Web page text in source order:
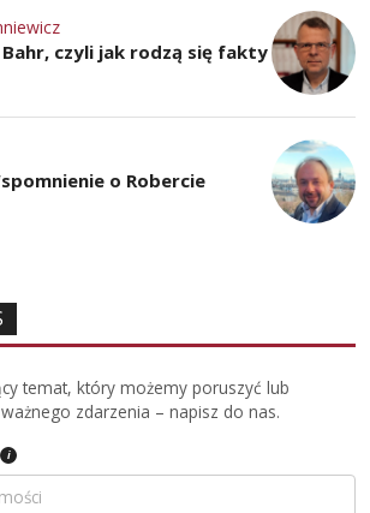
Bahr, czyli jak rodzą się fakty
o Robercie
temat, który możemy poruszyć lub
ważnego zdarzenia – napisz do nas.
i